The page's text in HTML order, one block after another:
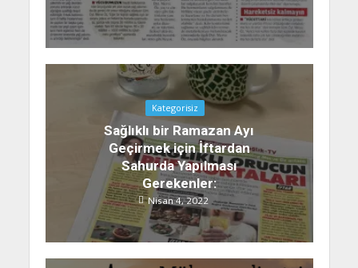
Kategorisiz
Sağlıklı bir Ramazan Ayı
Geçirmek için İftardan
Sahurda Yapılması
Gerekenler:
Nisan 4, 2022